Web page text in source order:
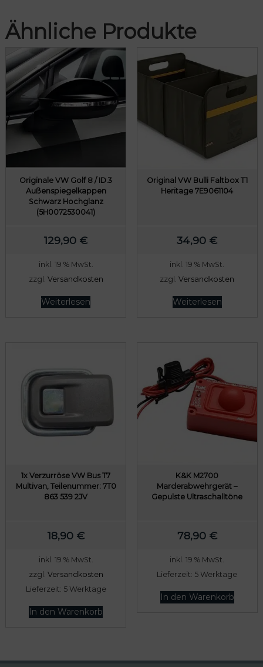
i
h
e
P
r
s
w
a
r
8
0
P
e
i
i
t
7
Ähnliche Produkte
Originale VW Golf 8 / ID.3
Außenspiegelkappen
Schwarz Hochglanz
(5H0072530041)
129,90 €
inkl. 19 % MwSt.
zzgl. Versandkosten
Weiterlesen
Original VW Bulli Faltbox T1
Heritage 7E9061104
34,90 €
inkl. 19 % MwSt.
zzgl.Versandkosten
Weiterlesen
1x Verzurröse VW Bus T7
Multivan, Teilenummer: 7T0
863 539 2JV
18,90 €
inkl. 19 % MwSt.
zzgl. Versandkosten
Lieferzeit: 5 Werktage
In den Warenkorb
K&K M2700
Marderabwehrgerät –
Gepulste Ultraschalltöne
78,90 €
inkl. 19 % MwSt.
Lieferzeit: 5 Werktage
In den Warenkorb